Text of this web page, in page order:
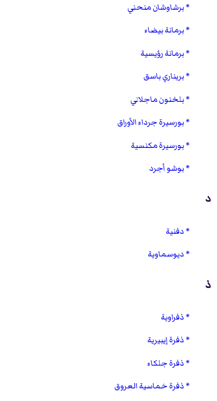
برشاوشان منحني
برمانة بيضاء
برمانة رؤيسية
بريناري باسق
بلخنون ماجلاني
بورسيرة جرداء الأوراق
بورسيرة مكنسية
بوشو أجرد
د
دفنية
ديوسماوية
ذ
ذفراوية
ذفرة إيبيرية
ذفرة جلكاء
ذفرة خماسية العروق